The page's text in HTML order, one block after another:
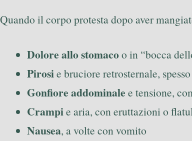
Quando il corpo protesta dopo aver
Dolore allo stomacoo in “bocca
Pirosie bruciore retrosternale,
Gonfiore addominale e tensione,
Crampie aria, con eruttazioni o
Nausea, a volte con vomito